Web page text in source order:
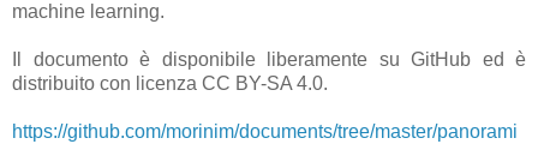
machine learning.
Il documento è disponibile liberamente su GitHub ed è
distribuito con licenza CC BY-SA 4.0.
https://github.com/morinim/documents/tree/master/panorami